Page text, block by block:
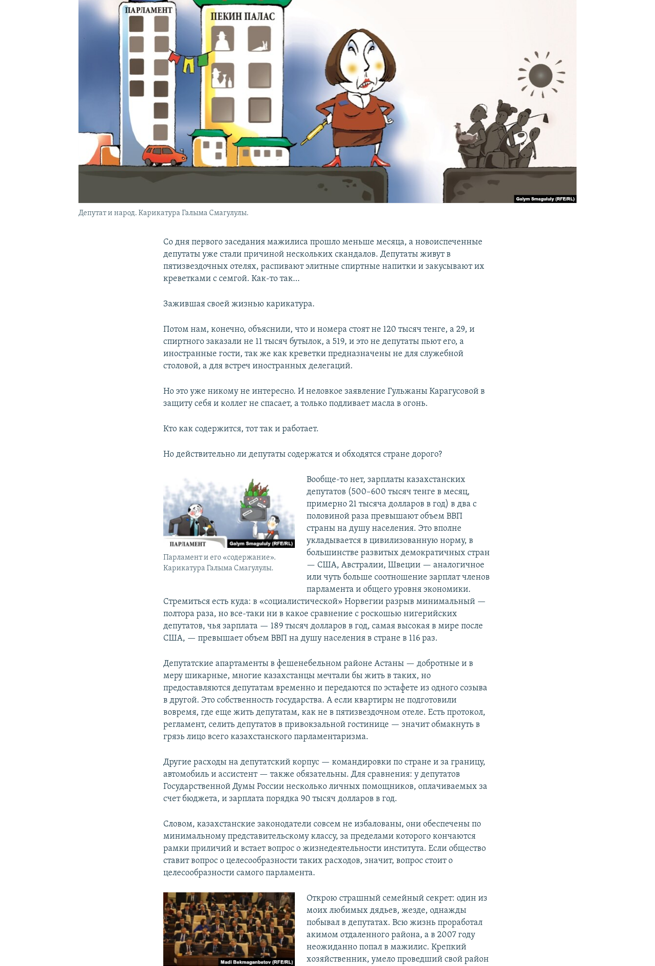
Депутат и народ. Карикатура Галыма Смагулулы.
Со дня первого заседания мажилиса прошло меньше месяца, а новоиспеченные
депутаты уже стали причиной нескольких скандалов. Депутаты живут в
пятизвездочных отелях, распивают элитные спиртные напитки и закусывают их
креветками с семгой. Как-то так…
Зажившая своей жизнью карикатура.
Потом нам, конечно, объяснили, что и номера стоят не 120 тысяч тенге, а 29, и
спиртного заказали не 11 тысяч бутылок, а 519, и это не депутаты пьют его, а
иностранные гости, так же как креветки предназначены не для служебной
столовой, а для встреч иностранных делегаций.
Но это уже никому не интересно. И неловкое заявление Гульжаны Карагусовой в
защиту себя и коллег не спасает, а только подливает масла в огонь.
Кто как содержится, тот так и работает.
Но действительно ли депутаты содержатся и обходятся стране дорого?
Парламент и его «содержание».
Карикатура Галыма Смагулулы.
Вообще-то нет, зарплаты казахстанских
депутатов (500–600 тысяч тенге в месяц,
примерно 21 тысяча долларов в год) в два с
половиной раза превышают объем ВВП
страны на душу населения. Это вполне
укладывается в цивилизованную норму, в
большинстве развитых демократичных стран
— США, Австралии, Швеции — аналогичное
или чуть больше соотношение зарплат членов
парламента и общего уровня экономики.
Стремиться есть куда: в «социалистической» Норвегии разрыв минимальный —
полтора раза, но все-таки ни в какое сравнение с роскошью нигерийских
депутатов, чья зарплата — 189 тысяч долларов в год, самая высокая в мире после
США, — превышает объем ВВП на душу населения в стране в 116 раз.
Депутатские апартаменты в фешенебельном районе Астаны — добротные и в
меру шикарные, многие казахстанцы мечтали бы жить в таких, но
предоставляются депутатам временно и передаются по эстафете из одного созыва
в другой. Это собственность государства. А если квартиры не подготовили
вовремя, где еще жить депутатам, как не в пятизвездочном отеле. Есть протокол,
регламент, селить депутатов в привокзальной гостинице — значит обмакнуть в
грязь лицо всего казахстанского парламентаризма.
Другие расходы на депутатский корпус — командировки по стране и за границу,
автомобиль и ассистент — также обязательны. Для сравнения: у депутатов
Государственной Думы России несколько личных помощников, оплачиваемых за
счет бюджета, и зарплата порядка 90 тысяч долларов в год.
Словом, казахстанские законодатели совсем не избалованы, они обеспечены по
минимальному представительскому классу, за пределами которого кончаются
рамки приличий и встает вопрос о жизнедеятельности института. Если общество
ставит вопрос о целесообразности таких расходов, значит, вопрос стоит о
целесообразности самого парламента.
Открою страшный семейный секрет: один из
моих любимых дядьев, жезде, однажды
побывал в депутатах. Всю жизнь проработал
акимом отдаленного района, а в 2007 году
неожиданно попал в мажилис. Крепкий
хозяйственник, умело проведший свой район